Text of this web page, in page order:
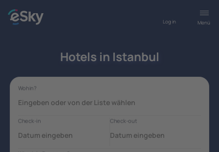
Menü
Log in
Hotels in Istanbul